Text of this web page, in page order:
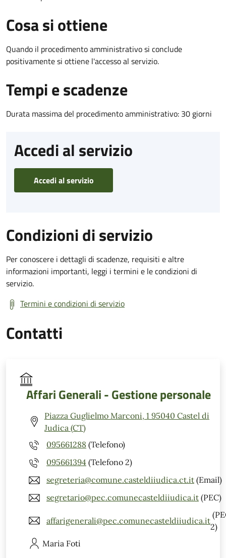
Cosa si ottiene
Quando il procedimento amministrativo si conclude
positivamente si ottiene l'accesso al servizio.
Tempi e scadenze
Durata massima del procedimento amministrativo: 30 giorni
Accedi al servizio
Accedi al servizio
Condizioni di servizio
Per conoscere i dettagli di scadenze, requisiti e altre
informazioni importanti, leggi i termini e le condizioni di
servizio.
Termini e condizioni di servizio
Contatti
Affari Generali - Gestione personale
Piazza Guglielmo Marconi, 1 95040 Castel di
Judica (CT)
095661288 (Telefono)
095661394 (Telefono 2)
segreteria@comune.casteldiiudica.ct.it (Email)
segretario@pec.comunecasteldiiudica.it (PEC)
affarigenerali@pec.comunecasteldiiudica.it
2)
Maria Foti